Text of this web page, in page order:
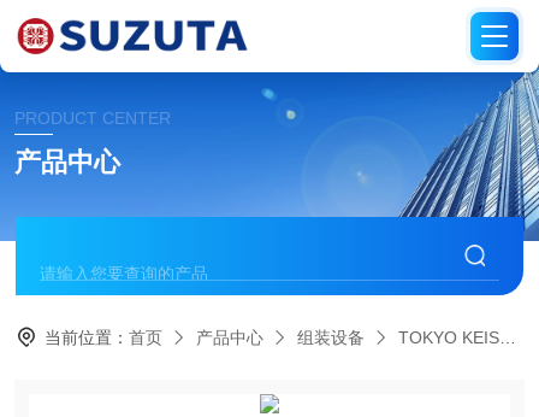
PRODUCT CENTER
产品中心
当前位置：首页 产品中心 组装设备 TOKYO KEISO东京计装